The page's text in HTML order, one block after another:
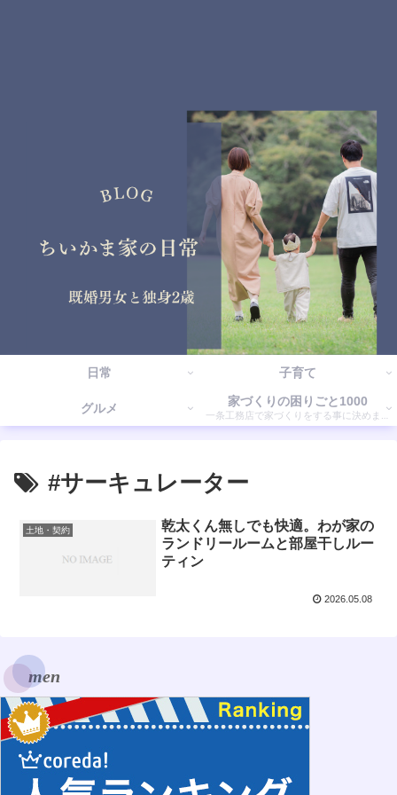
日常 子育て
グルメ 家づくりの困りごと1000
一条工務店で家づくりをする事に決めまし
た。 そこで気付いたことを書いていきます。
#サーキュレーター
土地・契約
乾太くん無しでも快適。わが家の
ランドリールームと部屋干しルー
ティン
2026.05.08
men